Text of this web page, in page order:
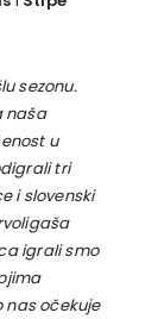
sezonu.
naša
u
tri
i slovenski
igrali smo
očekuje